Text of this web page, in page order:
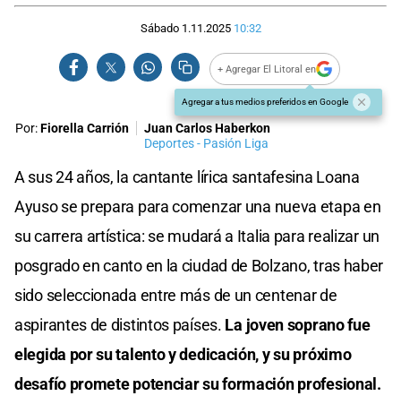
Sábado 1.11.2025 10:32
+ Agregar El Litoral en
Agregar a tus medios preferidos en Google
Por:Fiorella Carrión
Juan Carlos Haberkon
Deportes - Pasión Liga
A sus 24 años, la cantante lírica santafesina Loana
Ayuso se prepara para comenzar una nueva etapa en
su carrera artística: se mudará a Italia para realizar un
posgrado en canto en la ciudad de Bolzano, tras haber
sido seleccionada entre más de un centenar de
aspirantes de distintos países. La joven soprano fue
elegida por su talento y dedicación,y su próximo
desafío promete potenciar su formación profesional.